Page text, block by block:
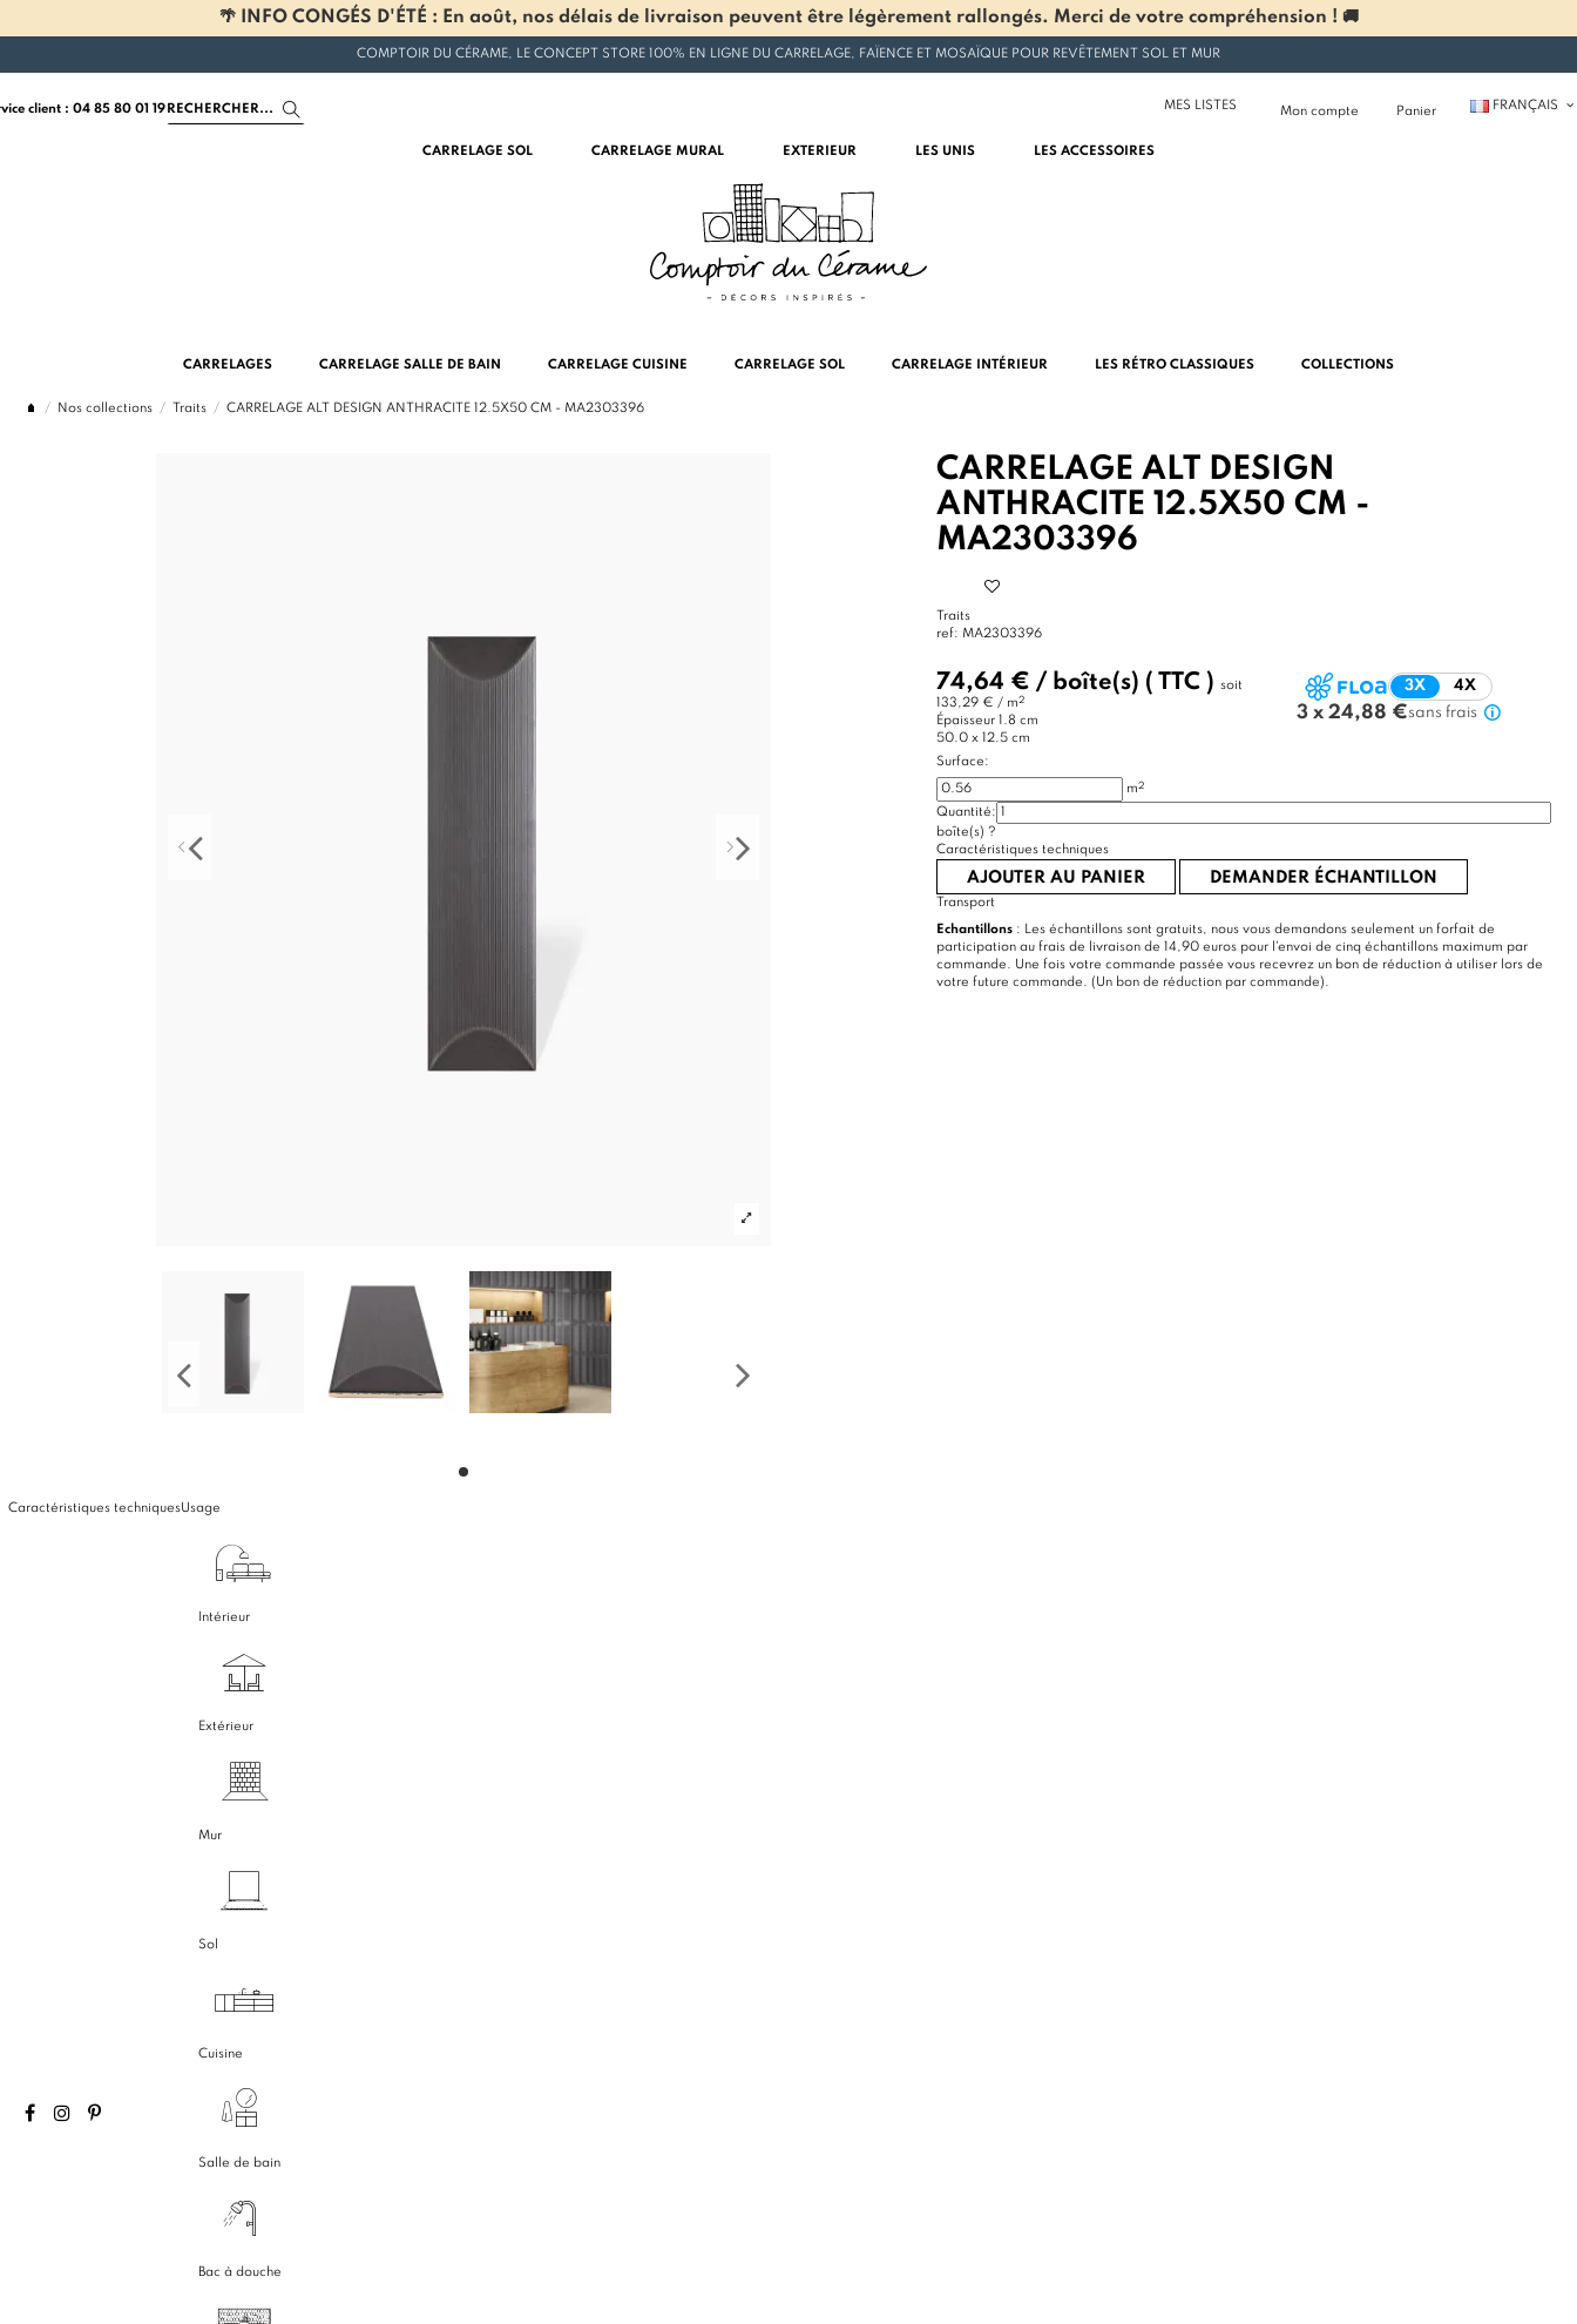
🌴 INFO CONGÉS D'ÉTÉ : En août, nos délais de livraison peuvent être légèrement rallongés. Merci de votre compréhension ! 🚚
COMPTOIR DU CÉRAME, LE CONCEPT STORE 100% EN LIGNE DU CARRELAGE, FAÏENCE ET MOSAÏQUE POUR REVÊTEMENT SOL ET MUR
client : 04 85 80 01 19 MES LISTES Mon compte Panier FRANÇAIS
CARRELAGE SOL CARRELAGE MURAL EXTERIEUR LES UNIS LES ACCESSOIRES
CARRELAGES CARRELAGE SALLE DE BAIN CARRELAGE CUISINE CARRELAGE SOL CARRELAGE INTÉRIEUR LES RÉTRO CLASSIQUES COLLECTIONS
Nos collections Traits CARRELAGE ALT DESIGN ANTHRACITE 12.5X50 CM - MA2303396
CARRELAGE ALT DESIGN
ANTHRACITE 12.5X50 CM -
MA2303396
Traits
ref: MA2303396
74,64 € / boîte(s) ( TTC ) soit
133,29 € / m2
Épaisseur
1.8 cm
50.0 x 12.5 cm
3X 4X
3 x 24,88 €sans frais
Surface:
m2
Quantité:
boîte(s) ?
Caractéristiques techniques
AJOUTER AU PANIER DEMANDER ÉCHANTILLON
Transport
Echantillons: Les échantillons sont gratuits, nous vous demandons seulement un forfait de
participation au frais de livraison de 14,90 euros pour l'envoi de cinq échantillons maximum par
commande. Une fois votre commande passée vous recevrez un bon de réduction à utiliser lors de
votre future commande. (Un bon de réduction par commande).
Caractéristiques techniquesUsage
Intérieur
Extérieur
Mur
Sol
Cuisine
Salle de bain
Bac à douche